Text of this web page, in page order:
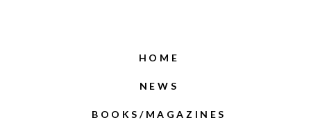
HOME
NEWS
BOOKS/MAGAZINES